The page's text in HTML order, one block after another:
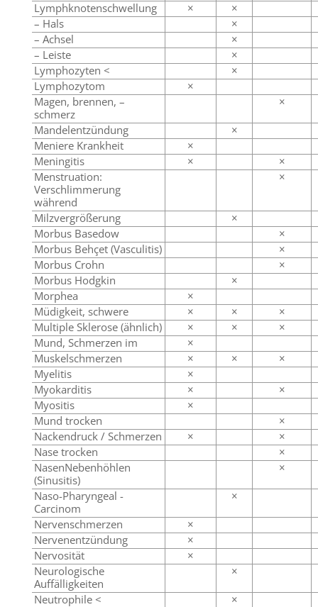
Lymphknotenschwellung
×
×
– Hals
×
– Achsel
×
– Leiste
×
Lymphozyten <
×
Lymphozytom
×
Magen, brennen, –
schmerz
×
Mandelentzündung
×
Meniere Krankheit
×
Meningitis
×
×
Menstruation:
Verschlimmerung
während
×
Milzvergrößerung
×
Morbus Basedow
×
Morbus Behçet (Vasculitis)
×
Morbus Crohn
×
Morbus Hodgkin
×
Morphea
×
Müdigkeit, schwere
× ×
×
Multiple Sklerose (ähnlich)
× ×
×
Mund, Schmerzen im
×
Muskelschmerzen
× ×
×
Myelitis
×
Myokarditis
×
×
Myositis
×
Mund trocken
×
Nackendruck / Schmerzen
×
×
Nase trocken
×
NasenNebenhöhlen
(Sinusitis)
×
Naso-Pharyngeal -
Carcinom
×
Nervenschmerzen
×
Nervenentzündung
×
Nervosität
×
Neurologische
Auffälligkeiten
×
Neutrophile <
×